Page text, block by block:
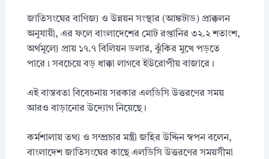
জাতিসংঘের বাণিজ্য ও উন্নয়ন সংস্থার (আঙ্কটাড) প্রাক্কলন
অনুযায়ী, এর ফলে বাংলাদেশের মোট রপ্তানির ৩২.২ শতাংশ,
অর্থমূল্যে প্রায় ১৭.৭ বিলিয়ন ডলার, ঝুঁকির মুখে পড়তে
পারে। সবচেয়ে বড় ধাক্কা লাগবে ইউরোপীয় বাজারে।
এই বাস্তবতা বিবেচনায় সরকার এলডিসি উত্তরণের সময়
আরও বাড়ানোর উদ্যোগ নিয়েছে।
কর্মশালায় তথ্য ও সম্প্রচার মন্ত্রী জহির উদ্দিন স্বপন বলেন,
বাংলাদেশ জাতিসংঘের কাছে এলডিসি উত্তরণের সময়সীমা